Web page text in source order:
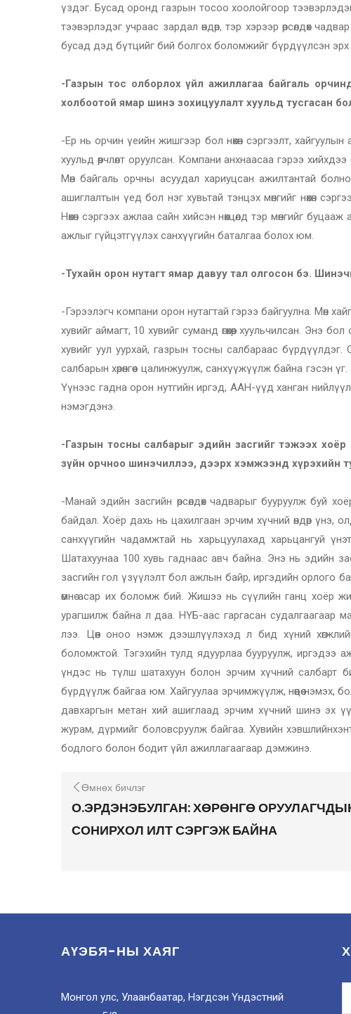
үздэг. Бусад оронд газрын тосоо хоолойгоор
тээвэрлэдэг учраас зардал өндөр, тэр хэрээр өрсөлдөх
бусад дэд бүтцийг бий болгох боломжийг бүрдүүлсэн эрх
-Газрын тос олборлох үйл ажиллагаа байгаль орчинд
холбоотой ямар шинэ зохицуулалт хуульд тусгасан
-Ер нь орчин үеийн жишгээр бол нөхөн сэргээлт, хайгуулын
хуульд өөрчлөлт оруулсан. Компани анхнаасаа гэрээ
Мөн байгаль орчны асуудал хариуцсан ажилтантай болно.
ашиглалтын үед бол нэг хувьтай тэнцэх мөнгийг нөхөн
Нөхөн сэргээх ажлаа сайн хийсэн нөхцөлд тэр мөнгийг
ажлыг гүйцэтгүүлэх санхүүгийн баталгаа болох юм.
-Тухайн орон нутагт ямар давуу тал олгосон бэ.
-Гэрээлэгч компани орон нутагтай гэрээ байгуулна. Мөн
хувийг аймагт, 10 хувийг суманд өгөхөөр хуульчилсан. Энэ
хувийг уул уурхай, газрын тосны салбараас
салбарын хөрөнгөөс цалинжуулж, санхүүжүүлж байна гэсэн
Үүнээс гадна орон нутгийн иргэд, ААН-үүд ханган
нэмэгдэнэ.
-Газрын тосны салбарыг эдийн засгийг тэжээх
зүйн орчноо шинэчиллээ, дээрх хэмжээнд хүрэхийн
-Манай эдийн засгийн өрсөлдөх чадварыг бууруулж буй
байдал. Хоёр дахь нь цахилгаан эрчим хүчний өндөр үнэ,
санхүүгийн чадамжтай нь харьцуулахад харьцангуй
Шатахуунаа 100 хувь гаднаас авч байна. Энэ нь эдийн
засгийн гол үзүүлэлт бол ажлын байр, иргэдийн орлого
өмнө асар их боломж бий. Жишээ нь сүүлийн ганц хоёр
урагшилж байна л даа. НҮБ-аас гаргасан судалгаагаар
лээ. Цөөн оноо нэмж дээшлүүлэхэд л бид хүний
боломжтой. Тэгэхийн тулд ядуурлаа бууруулж, иргэдээ
үндэс нь түлш шатахуун болон эрчим хүчний салбарт
бүрдүүлж байгаа юм. Хайгуулаа эрчимжүүлж, нөөцөө нэмэх,
давхаргын метан хий ашиглаад эрчим хүчний шинэ эх
журам, дүрмийг боловсруулж байгаа. Хувийн
бодлого болон бодит үйл ажиллагаагаар дэмжинэ.
Өмнөх бичлэг
О.ЭРДЭНЭБУЛГАН: ХӨРӨНГӨ
СОНИРХОЛ ИЛТ СЭРГЭЖ БАЙНА
АҮЭБЯ-НЫ ХАЯГ
Монгол улс, Улаанбаатар, Нэгдсэн Үндэстний